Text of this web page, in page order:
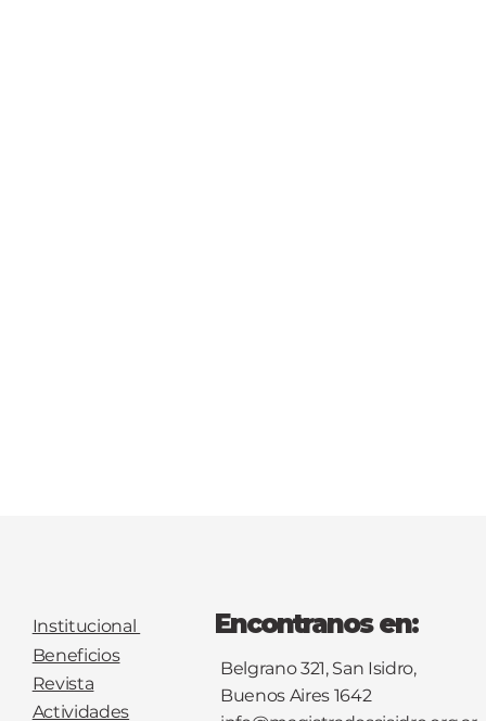
Institucional
Beneficios
Revista
Actividades
Encontranos en:
Belgrano 321, San Isidro,
Buenos Aires 1642